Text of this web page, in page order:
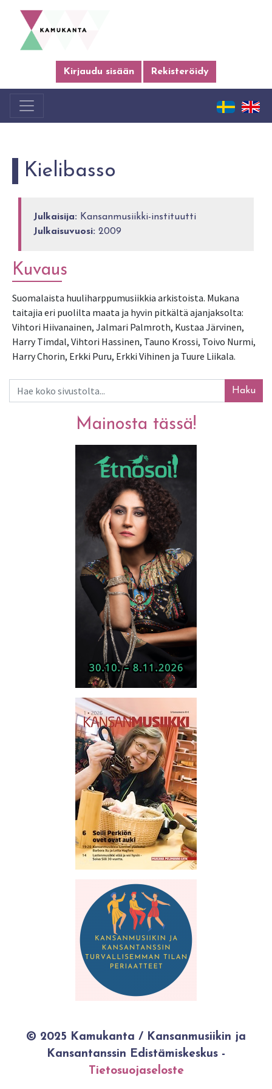
Kirjaudu sisään Rekisteröidy
Kielibasso
Julkaisija: Kansanmusiikki-instituutti
Julkaisuvuosi: 2009
Kuvaus
Suomalaista huuliharppumusiikkia arkistoista. Mukana
taitajia eri puolilta maata ja hyvin pitkältä ajanjaksolta:
Vihtori Hiivanainen, Jalmari Palmroth, Kustaa Järvinen,
Harry Timdal, Vihtori Hassinen, Tauno Krossi, Toivo Nurmi,
Harry Chorin, Erkki Puru, Erkki Vihinen ja Tuure Liikala.
Haku
Mainosta tässä!
© 2025 Kamukanta / Kansanmusiikin ja
Kansantanssin Edistämiskeskus -
Tietosuojaseloste